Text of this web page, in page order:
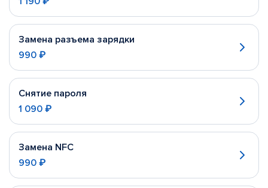
Замена разъема зарядки
990 ₽
Снятие пароля
1 090 ₽
Замена NFC
990 ₽